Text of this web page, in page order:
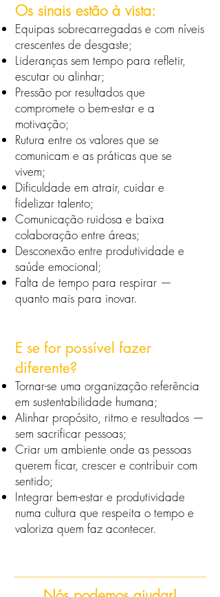
Os sinais estão à vista:
Equipas sobrecarregadas e com níveis
crescentes de desgaste;
Lideranças sem tempo para refletir,
escutar ou alinhar;
Pressão por resultados que
compromete o bem-estar e a
motivação;
Rutura entre os valores que se
comunicam e as práticas que se
vivem;
Dificuldade em atrair, cuidar e
fidelizar talento;
Comunicação ruidosa e baixa
colaboração entre áreas;
Desconexão entre produtividade e
saúde emocional;
Falta de tempo para respirar —
quanto mais para inovar.
E se for possível fazer
diferente?
Tornar-se uma organização referência
em sustentabilidade humana;
Alinhar propósito, ritmo e resultados —
sem sacrificar pessoas;
Criar um ambiente onde as pessoas
querem ficar, crescer e contribuir com
sentido;
Integrar bem-estar e produtividade
numa cultura que respeita o tempo e
valoriza quem faz acontecer.